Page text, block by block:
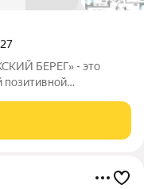
БЕРЕГ» - это
позитивной
которые